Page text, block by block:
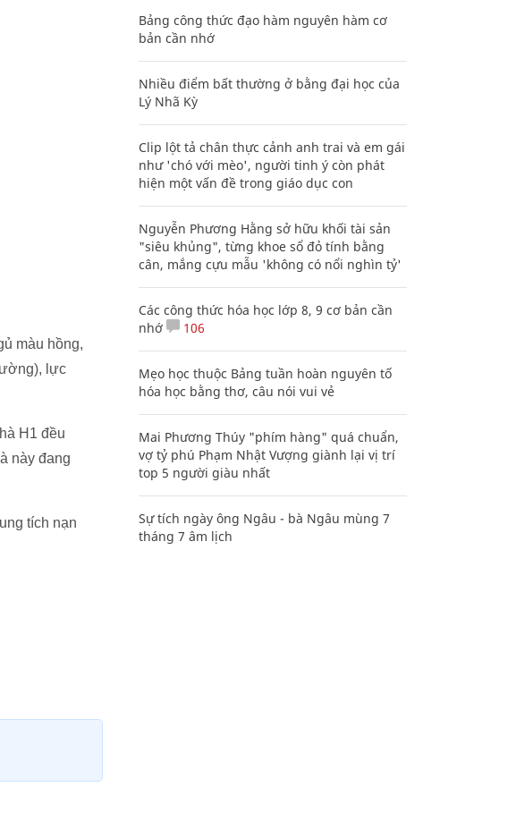
màu hồng,
lực
H1 đều
này đang
tích nạn
Bảng công thức đạo hàm nguyên hàm cơ
bản cần nhớ
Nhiều điểm bất thường ở bằng đại học của
Lý Nhã Kỳ
Clip lột tả chân thực cảnh anh trai và em gái
như 'chó với mèo', người tinh ý còn phát
hiện một vấn đề trong giáo dục con
Nguyễn Phương Hằng sở hữu khối tài sản
"siêu khủng", từng khoe sổ đỏ tính bằng
cân, mắng cựu mẫu 'không có nổi nghìn tỷ'
Các công thức hóa học lớp 8, 9 cơ bản cần
nhớ
106
Mẹo học thuộc Bảng tuần hoàn nguyên tố
hóa học bằng thơ, câu nói vui vẻ
Mai Phương Thúy "phím hàng" quá chuẩn,
vợ tỷ phú Phạm Nhật Vượng giành lại vị trí
top 5 người giàu nhất
Sự tích ngày ông Ngâu - bà Ngâu mùng 7
tháng 7 âm lịch